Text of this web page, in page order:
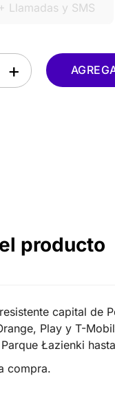
Llamadas y SMS
quantity
producto
capital de
Play y T-
Łazienki
compra.